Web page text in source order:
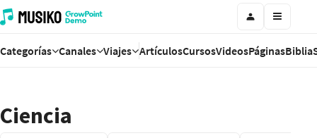
Categorías Canales Viajes ArtículosCursosVideosPáginasBiblia
Ciencia